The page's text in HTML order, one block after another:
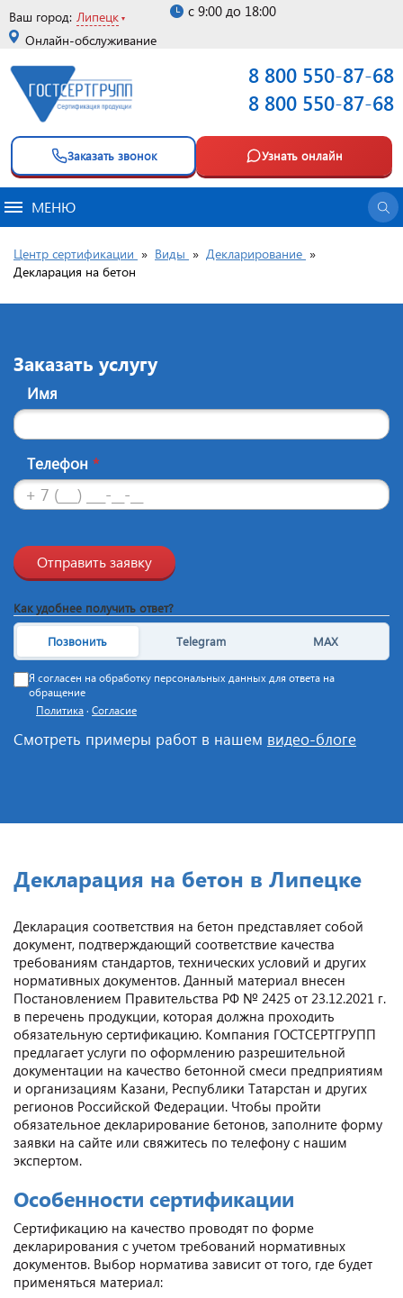
Ваш город: Липецк
Онлайн-обслуживание
с 9:00 до 18:00
8 800 550-87-68
8 800 550-87-68
Заказать звонок Узнать онлайн
МЕНЮ
Центр сертификации » Виды » Декларирование »
Декларация на бетон
Заказать услугу
Имя
Телефон *
Отправить заявку
Как удобнее получить ответ?
Позвонить Telegram MAX
Я согласен на обработку персональных данных для ответа на
обращение
Политика · Согласие
Смотреть примеры работ в нашем видео-блоге
Декларация на бетон в Липецке
Декларация соответствия на бетон представляет собой
документ, подтверждающий соответствие качества
требованиям стандартов, технических условий и других
нормативных документов. Данный материал внесен
Постановлением Правительства РФ № 2425 от 23.12.2021 г.
в перечень продукции, которая должна проходить
обязательную сертификацию. Компания ГОСТСЕРТГРУПП
предлагает услуги по оформлению разрешительной
документации на качество бетонной смеси предприятиям
и организациям Казани, Республики Татарстан и других
регионов Российской Федерации. Чтобы пройти
обязательное декларирование бетонов, заполните форму
заявки на сайте или свяжитесь по телефону с нашим
экспертом.
Особенности сертификации
Сертификацию на качество проводят по форме
декларирования с учетом требований нормативных
документов. Выбор норматива зависит от того, где будет
применяться материал: